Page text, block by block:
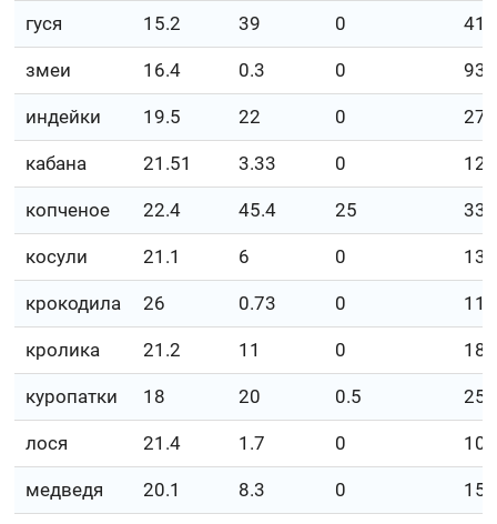
гуся 15.2 39 0 412
змеи 16.4 0.3 0 93
индейки 19.5 22 0 276
кабана 21.51 3.33 0 122
копченое 22.4 45.4 25
косули 21.1 6 0
крокодила 26 0.73 0 110
кролика 21.2 11 0 183
куропатки 18 20 0.5
лося 21.4 1.7 0
медведя 20.1 8.3 0 155